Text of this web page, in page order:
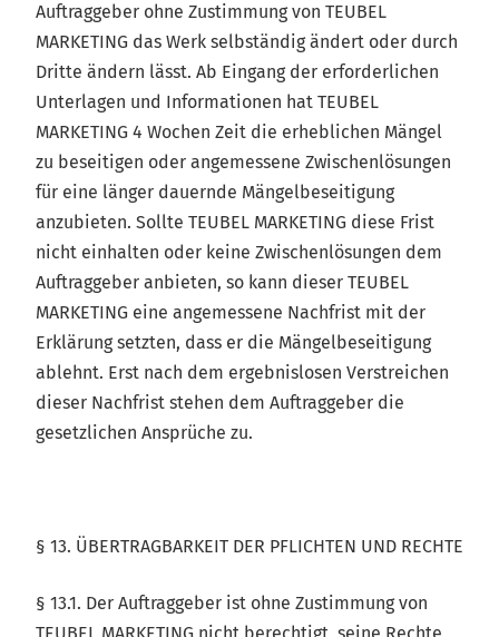
Auftraggeber ohne Zustimmung von TEUBEL
MARKETING das Werk selbständig ändert oder durch
Dritte ändern lässt. Ab Eingang der erforderlichen
Unterlagen und Informationen hat TEUBEL
MARKETING 4 Wochen Zeit die erheblichen Mängel
zu beseitigen oder angemessene Zwischenlösungen
für eine länger dauernde Mängelbeseitigung
anzubieten. Sollte TEUBEL MARKETING diese Frist
nicht einhalten oder keine Zwischenlösungen dem
Auftraggeber anbieten, so kann dieser TEUBEL
MARKETING eine angemessene Nachfrist mit der
Erklärung setzten, dass er die Mängelbeseitigung
ablehnt. Erst nach dem ergebnislosen Verstreichen
dieser Nachfrist stehen dem Auftraggeber die
gesetzlichen Ansprüche zu.
§ 13. ÜBERTRAGBARKEIT DER PFLICHTEN UND RECHTE
§ 13.1. Der Auftraggeber ist ohne Zustimmung von